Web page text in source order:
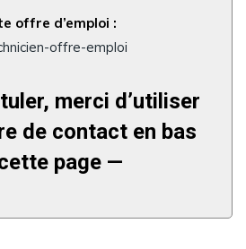
offre d’emploi :
offre-emploi
merci d’utiliser
de contact en bas
page —